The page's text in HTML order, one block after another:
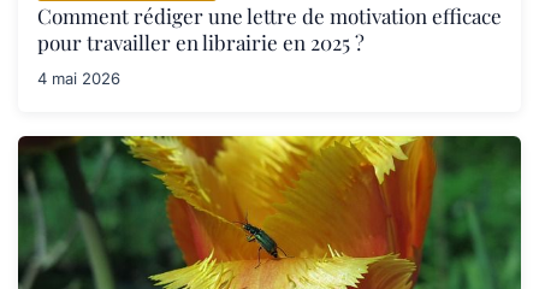
Comment rédiger une lettre de motivation efficace
pour travailler en librairie en 2025 ?
4 mai 2026